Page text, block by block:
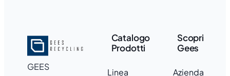
GEES
Catalogo
Prodotti
Linea
Scopri
Gees
Azienda